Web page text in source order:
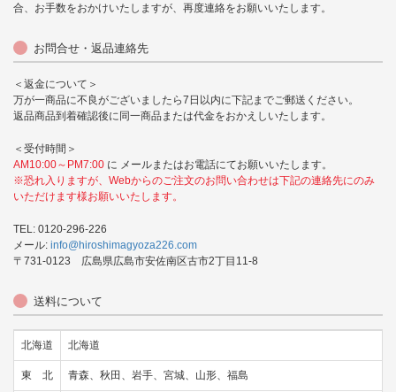
合、お手数をおかけいたしますが、再度連絡をお願いいたします。
お問合せ・返品連絡先
＜返金について＞
万が一商品に不良がございましたら7日以内に下記までご郵送ください。
返品商品到着確認後に同一商品または代金をおかえしいたします。
＜受付時間＞
AM10:00～PM7:00 に メールまたはお電話にてお願いいたします。
※恐れ入りますが、Webからのご注文のお問い合わせは下記の連絡先にのみ
いただけます様お願いいたします。
TEL: 0120-296-226
メール: info@hiroshimagyoza226.com
〒731-0123 広島県広島市安佐南区古市2丁目11-8
送料について
北海道 北海道
東 北 青森、秋田、岩手、宮城、山形、福島